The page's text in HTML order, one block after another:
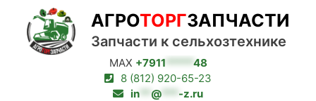
Перейти
содержимому
MAX +7911 ***** 48
8 (812) 920-65-23
in
@ *** -z.ru
АГРОТОРГЗАПЧАСТИ
Запчасти к сельхозтехнике